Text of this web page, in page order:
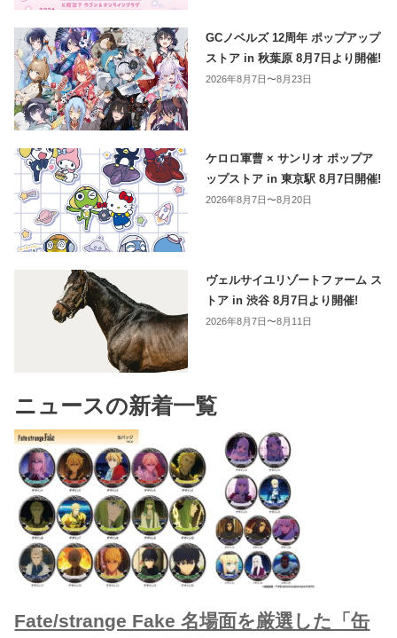
GCノベルズ 12周年 ポップアップ
ストア in 秋葉原 8月7日より開催!
2026年8月7日〜8月23日
ケロロ軍曹 × サンリオ ポップア
ップストア in 東京駅 8月7日開催!
2026年8月7日〜8月20日
ヴェルサイユリゾートファーム ス
トア in 渋谷 8月7日より開催!
2026年8月7日〜8月11日
ニュースの新着一覧
Fate/strange Fake 名場面を厳選した「缶